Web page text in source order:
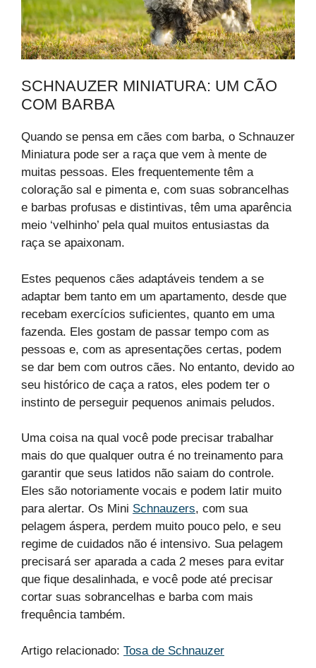
SCHNAUZER MINIATURA: UM CÃO
COM BARBA
Quando se pensa em cães com barba, o Schnauzer
Miniatura pode ser a raça que vem à mente de
muitas pessoas. Eles frequentemente têm a
coloração sal e pimenta e, com suas sobrancelhas
e barbas profusas e distintivas, têm uma aparência
meio ‘velhinho’ pela qual muitos entusiastas da
raça se apaixonam.
Estes pequenos cães adaptáveis tendem a se
adaptar bem tanto em um apartamento, desde que
recebam exercícios suficientes, quanto em uma
fazenda. Eles gostam de passar tempo com as
pessoas e, com as apresentações certas, podem
se dar bem com outros cães. No entanto, devido ao
seu histórico de caça a ratos, eles podem ter o
instinto de perseguir pequenos animais peludos.
Uma coisa na qual você pode precisar trabalhar
mais do que qualquer outra é no treinamento para
garantir que seus latidos não saiam do controle.
Eles são notoriamente vocais e podem latir muito
para alertar. Os Mini Schnauzers, com sua
pelagem áspera, perdem muito pouco pelo, e seu
regime de cuidados não é intensivo. Sua pelagem
precisará ser aparada a cada 2 meses para evitar
que fique desalinhada, e você pode até precisar
cortar suas sobrancelhas e barba com mais
frequência também.
Artigo relacionado: Tosa de Schnauzer